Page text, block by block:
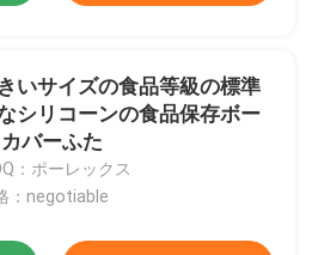
いサイズの食品等級の標準
シリコーンの食品保存ボー
バーふた
：ポーレックス
：negotiable